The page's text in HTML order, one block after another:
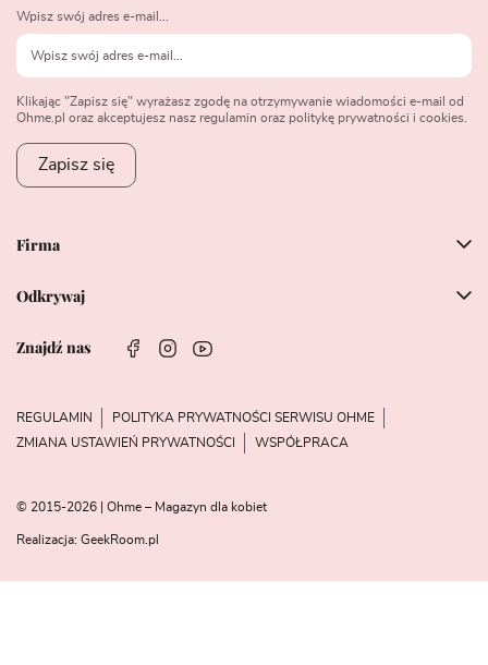
Firma
Odkrywaj
Znajdź nas
Wpisz swój adres e-mail...
Klikając "Zapisz się" wyrażasz zgodę na otrzymywanie wiadomości e-mail od
Ohme.pl oraz akceptujesz nasz regulamin oraz politykę prywatności i cookies.
Zapisz się
REGULAMIN
POLITYKA PRYWATNOŚCI SERWISU OHME
ZMIANA USTAWIEŃ PRYWATNOŚCI
WSPÓŁPRACA
© 2015-2026 | Ohme – Magazyn dla kobiet
Realizacja: GeekRoom.pl